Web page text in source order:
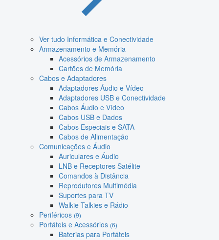
Ver tudo Informática e Conectividade
Armazenamento e Memória
Acessórios de Armazenamento
Cartões de Memória
Cabos e Adaptadores
Adaptadores Áudio e Vídeo
Adaptadores USB e Conectividade
Cabos Áudio e Vídeo
Cabos USB e Dados
Cabos Especiais e SATA
Cabos de Alimentação
Comunicações e Áudio
Auriculares e Áudio
LNB e Receptores Satélite
Comandos à Distância
Reprodutores Multimédia
Suportes para TV
Walkie Talkies e Rádio
Periféricos (9)
Portáteis e Acessórios (6)
Baterias para Portáteis